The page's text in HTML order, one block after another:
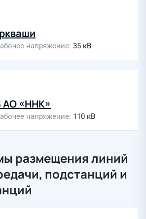
напряжение 35 кВ
АО «ННК»
напряжение 110 кВ
размещения линий
подстанций и